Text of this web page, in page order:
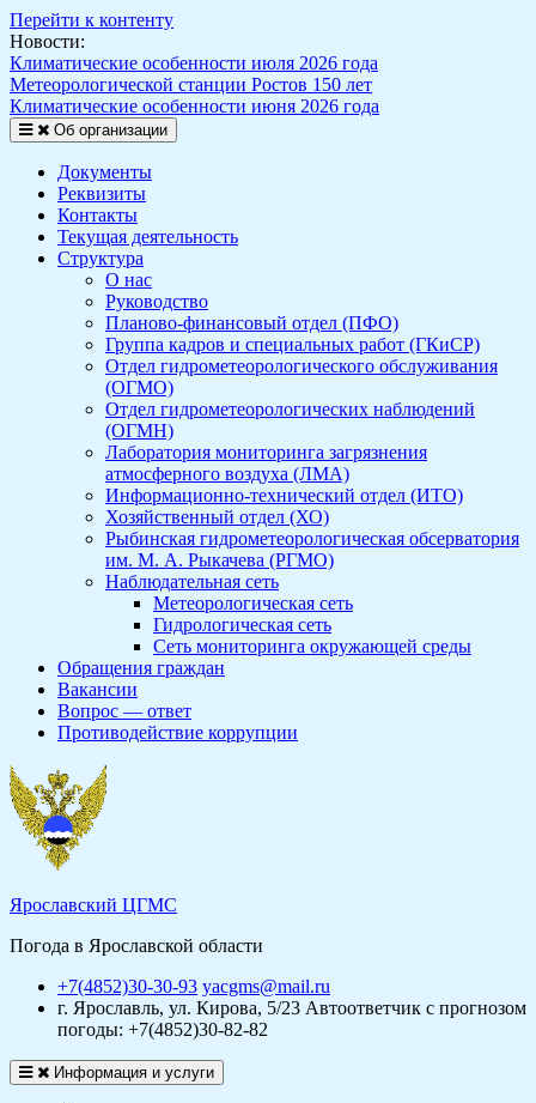
Перейти к контенту
Новости:
Климатические особенности июля 2026 года
Метеорологической станции Ростов 150 лет
Климатические особенности июня 2026 года
Об организации
Документы
Реквизиты
Контакты
Текущая деятельность
Структура
О нас
Руководство
Планово-финансовый отдел (ПФО)
Группа кадров и специальных работ (ГКиСР)
Отдел гидрометеорологического обслуживания
(ОГМО)
Отдел гидрометеорологических наблюдений
(ОГМН)
Лаборатория мониторинга загрязнения
атмосферного воздуха (ЛМА)
Информационно-технический отдел (ИТО)
Хозяйственный отдел (ХО)
Рыбинская гидрометеорологическая обсерватория
им. М. А. Рыкачева (РГМО)
Наблюдательная сеть
Метеорологическая сеть
Гидрологическая сеть
Сеть мониторинга окружающей среды
Обращения граждан
Вакансии
Вопрос — ответ
Противодействие коррупции
Ярославский ЦГМС
Погода в Ярославской области
+7(4852)30-30-93 yacgms@mail.ru
г. Ярославль, ул. Кирова, 5/23 Автоответчик с прогнозом
погоды: +7(4852)30-82-82
Информация и услуги